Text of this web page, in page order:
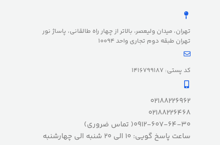
تهران، میدان ولیعصر، بالاتر از چهار راه طالقانی، پاساژ نور
تهران طبقه دوم تجاری واحد 10094
کد پستی: 1416799187
02188226962
02188226468
0912-607-64-30( تماس ضروری)
ساعت پاسخ گویی: 10 الی 20 شنبه الی چهارشنبه